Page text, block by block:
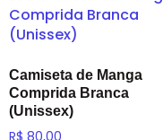
Camiseta de Manga
Comprida Branca
(Unissex)